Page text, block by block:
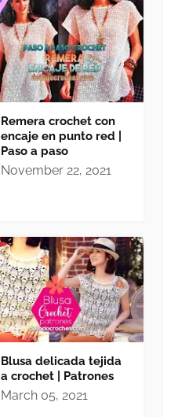
Remera crochet con
encaje en punto red |
Paso a paso
November 22, 2021
Blusa delicada tejida
a crochet | Patrones
March 05, 2021